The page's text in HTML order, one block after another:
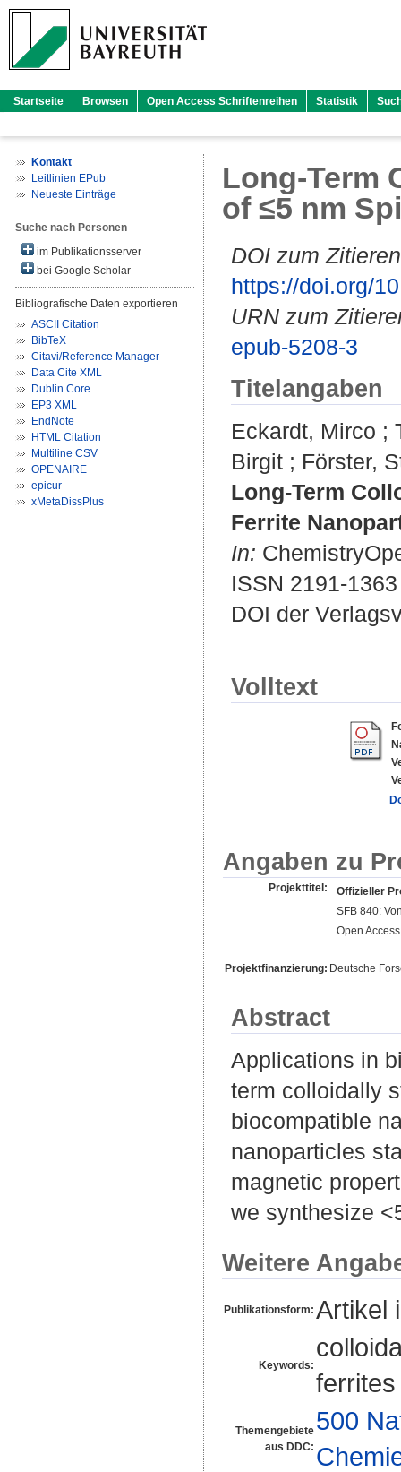
Startseite Browsen Open Access Schriftenreihen Statistik
Kontakt
Leitlinien EPub
Neueste Einträge
Suche nach Personen
im Publikationsserver
bei Google Scholar
Bibliografische Daten exportieren
ASCII Citation
BibTeX
Citavi/Reference Manager
Data Cite XML
Dublin Core
EP3 XML
EndNote
HTML Citation
Multiline CSV
OPENAIRE
epicur
xMetaDissPlus
Long-Term
of ≤5 nm
DOI zum
https://doi.org/
URN zum
epub-5208-3
Titelangaben
Eckardt, Mirco ;
Birgit ; Förster,
Long-Term
Ferrite
In:
ISSN 2191-1363
DOI der
Volltext
Angaben zu
Projekttitel:
Offizieller
SFB 840:
Open
Projektfinanzierung: Deutsche
Abstract
Applications in
term colloidally
biocompatible
nanoparticles
magnetic
we synthesize
Weitere
Publikationsform: Artikel
Keywords:
ferrites
Themengebiete
aus DDC:
500